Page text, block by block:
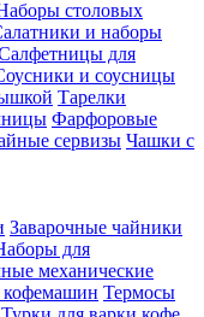
столовых
и наборы
для
и соусницы
Тарелки
Фарфоровые
сервизы Чашки с
Заварочные чайники
для
механические
кофемашин Термосы